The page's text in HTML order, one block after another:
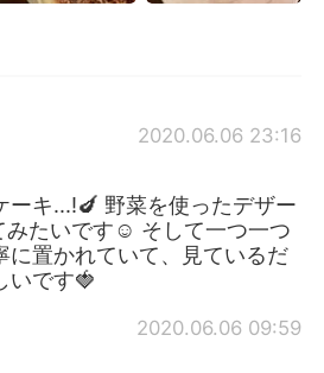
2020.06.06 23:16
ーキ...!🍆 野菜を使ったデザー
みたいです☺️ そして一つ一つ
に置かれていて、見ているだ
いです🍓
2020.06.06 09:59